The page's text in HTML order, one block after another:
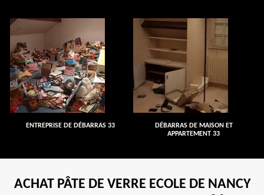
ENTREPRISE DE DÉBARRAS 33
DÉBARRAS DE MAISON ET
APPARTEMENT 33
ACHAT PÂTE DE VERRE ECOLE DE NANCY